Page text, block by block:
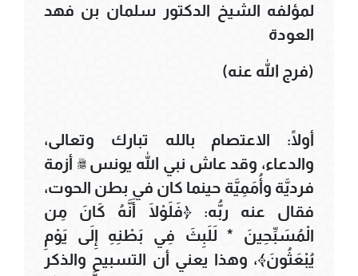
لمؤلفه الشيخ الدكتور سلمان بن فهد
العودة
(فرج الله عنه)
أولًا: الاعتصام بالله تبارك وتعالى،
والدعاء، وقد عاش نبي الله يونس ﷺ أزمة
فرديَّة وأُمَمِيَّة حينما كان في بطن الحوت،
فقال عنه ربُّه: ﴿فَلَوْلَا أَنَّهُ كَانَ مِن
الْمُسَبِّحِينَ * لَلَبِثَ فِي بَطْنِهِ إِلَى يَوْمِ
يُبْعَثُونَ﴾، وهذا يعني أن التسبيح والذكر